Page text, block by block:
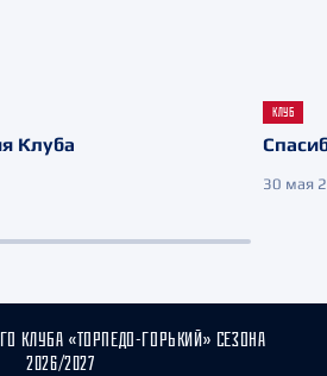
Клуба
КЛУБ
30 мая
КЛУБА «ТОРПЕДО-ГОРЬКИЙ» СЕЗОНА
2026/2027